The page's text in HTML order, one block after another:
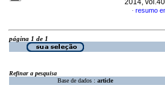
2014,
· resumo
página 1 de 1
Refinar a pesquisa
Base de dados : article